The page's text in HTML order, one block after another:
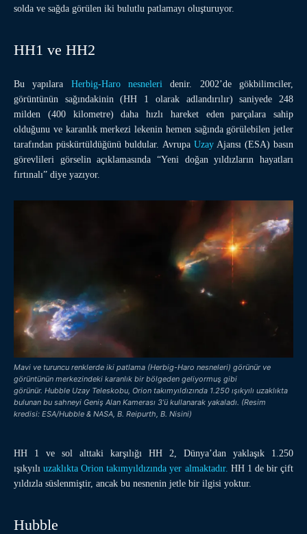
solda ve sağda görülen iki bulutlu patlamayı oluşturuyor.
HH1 ve HH2
Bu yapılara Herbig-Haro nesneleri denir. 2002’de gökbilimciler,
görüntünün sağındakinin (HH 1 olarak adlandırılır) saniyede 248
milden (400 kilometre) daha hızlı hareket eden parçalara sahip
olduğunu ve karanlık merkezi lekenin hemen sağında görülebilen jetler
tarafından püskürtüldüğünü buldular. Avrupa Uzay Ajansı (ESA) basın
görevlileri görselin açıklamasında “Yeni doğan yıldızların hayatları
fırtınalı” diye yazıyor.
Mavi ve turuncu renklerde iki patlama (Herbig-Haro nesneleri) görünür ve
görüntünün merkezindeki karanlık bir bölgeden geliyormuş gibi
görünür. Hubble Uzay Teleskobu, Orion takımyıldızında 1.250 ışıkyılı uzaklıkta
bulunan bu sahneyi Geniş Alan Kamerası 3’ü kullanarak yakaladı. (Resim
kredisi: ESA/Hubble & NASA, B. Reipurth, B. Nisini)
HH 1 ve sol alttaki karşılığı HH 2, Dünya’dan yaklaşık 1.250
ışıkyılıuzaklıkta Orion takımyıldızında yer almaktadır. HH 1 de bir çift
yıldızla süslenmiştir, ancak bu nesnenin jetle bir ilgisi yoktur.
Hubble